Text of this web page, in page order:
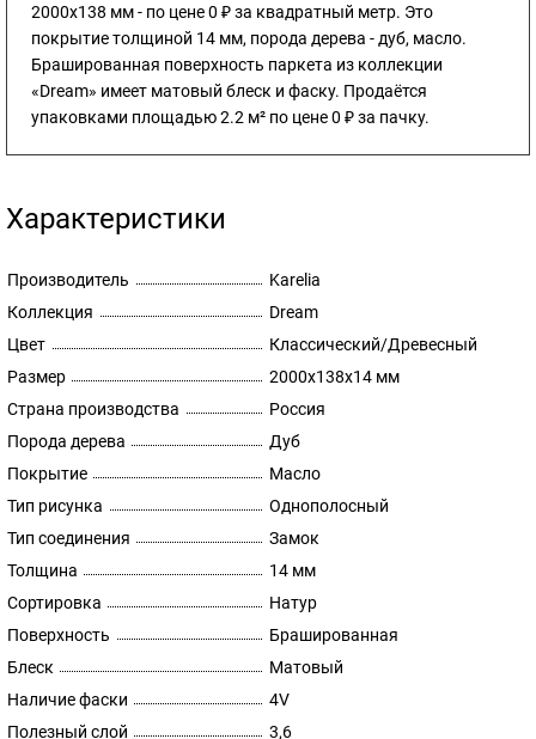
2000x138 мм - по цене 0 ₽ за квадратный метр. Это
покрытие толщиной 14 мм, порода дерева - дуб, масло.
Брашированная поверхность паркета из коллекции
«Dream» имеет матовый блеск и фаску. Продаётся
упаковками площадью 2.2 м² по цене 0 ₽ за пачку.
Характеристики
Производитель
Karelia
Коллекция
Dream
Цвет
Классический/Древесный
Размер
2000х138х14 мм
Страна производства
Россия
Порода дерева
Дуб
Покрытие
Масло
Тип рисунка
Однополосный
Тип соединения
Замок
Толщина
14 мм
Сортировка
Натур
Поверхность
Брашированная
Блеск
Матовый
Наличие фаски
4V
Полезный слой
3,6